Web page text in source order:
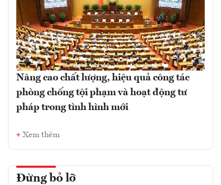
Nâng cao chất lượng, hiệu quả công tác
phòng chống tội phạm và hoạt động tư
pháp trong tình hình mới
Xem thêm
Đừng bỏ lỡ